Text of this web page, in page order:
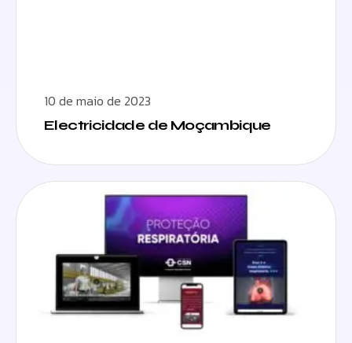
10 de maio de 2023
Electricidade de Moçambique